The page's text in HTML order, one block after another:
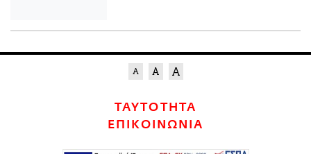
ΤΑΥΤΟΤΗΤΑ
ΕΠΙΚΟΙΝΩΝΙΑ